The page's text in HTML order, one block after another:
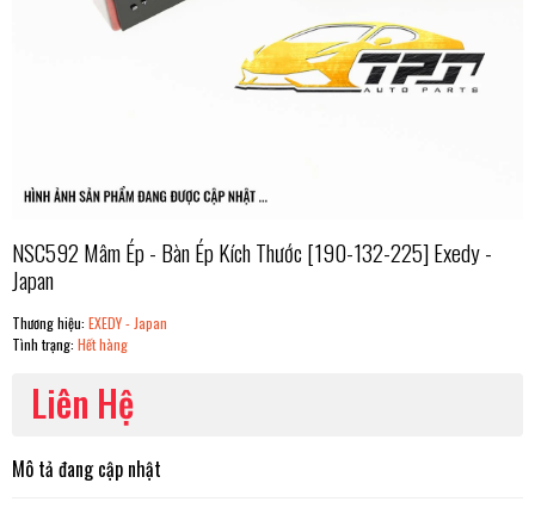
NSC592 Mâm Ép - Bàn Ép Kích Thước [190-132-225] Exedy -
Japan
Thương hiệu: EXEDY - Japan
Tình trạng: Hết hàng
Liên Hệ
Mô tả đang cập nhật